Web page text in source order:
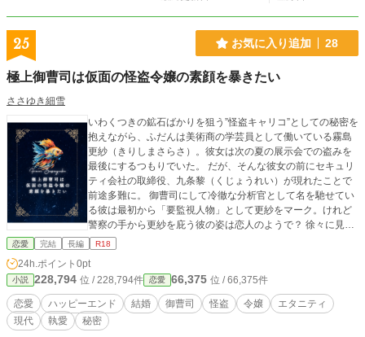
25 お気に入り追加 28
極上御曹司は仮面の怪盗令嬢の素顔を暴きたい
ささゆき細雪
いわくつきの鉱石ばかりを狙う”怪盗キャリコ”としての秘密を
抱えながら、ふだんは美術商の学芸員として働いている霧島
更紗（きりしまさらさ）。彼女は次の夏の展示会での盗みを
最後にするつもりでいた。 だが、そんな彼女の前にセキュリ
ティ会社の取締役、九条黎（くじょうれい）が現れたことで
前途多難に。 御曹司にして冷徹な分析官として名を馳せてい
る彼は最初から「要監視人物」として更紗をマーク。けれど
警察の手から更紗を庇う彼の姿は恋人のようで？ 徐々に見え
て来る九条の理性を超えた執着。 彼女を暴きたい御曹司の執
―。 「君が何者であっても構わない。俺の謎――俺の獲物で
いて」 これは、初めて出逢った瞬間に「堕ちてしまった」御
曹司と、敵対関係のはずがいつしか彼に囲い込まれ快楽に堕
とされ――惹かれながらも正体を隠そうとする怪盗令嬢の、
嘘と真実が絡み合う危険でミステリアスな恋のおはなし。
恋愛 完結 長編 R18
24h.ポイント 0pt
小説 228,794 位 / 228,794件 恋愛 66,375 位 / 66,375件
恋愛 ハッピーエンド 結婚 御曹司 怪盗 令嬢
エタニティ
現代
執愛 秘密